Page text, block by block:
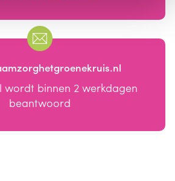
wordt binnen 2 werkdagen
beantwoord